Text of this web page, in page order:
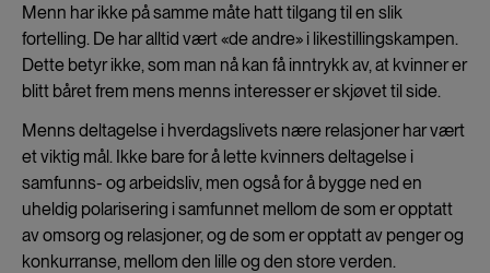
Menn har ikke på samme måte hatt tilgang til en slik
fortelling. De har alltid vært «de andre» i likestillingskampen.
Dette betyr ikke, som man nå kan få inntrykk av, at kvinner er
blitt båret frem mens menns interesser er skjøvet til side.
Menns deltagelse i hverdagslivets nære relasjoner har vært
et viktig mål. Ikke bare for å lette kvinners deltagelse i
samfunns- og arbeidsliv, men også for å bygge ned en
uheldig polarisering i samfunnet mellom de som er opptatt
av omsorg og relasjoner, og de som er opptatt av penger og
konkurranse, mellom den lille og den store verden.